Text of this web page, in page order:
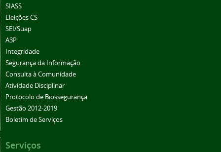
SIASS
Eleições CS
SEI/Suap
A3P
Integridade
Segurança da Informação
Consulta à Comunidade
Atividade Disciplinar
Protocolo de Biossegurança
Gestão 2012-2019
Boletim de Serviços
Serviços